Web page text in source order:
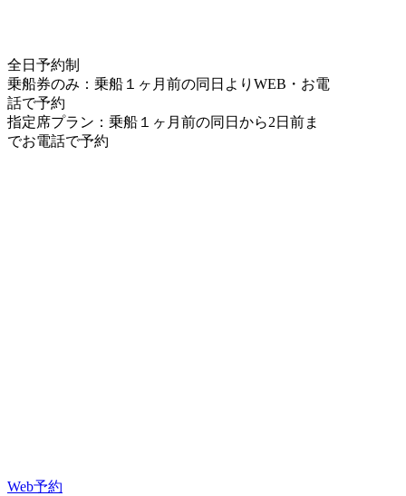
全日予約制
乗船券のみ：乗船１ヶ月前の同日よりWEB・お電
話で予約
指定席プラン：乗船１ヶ月前の同日から2日前ま
でお電話で予約
Web予約